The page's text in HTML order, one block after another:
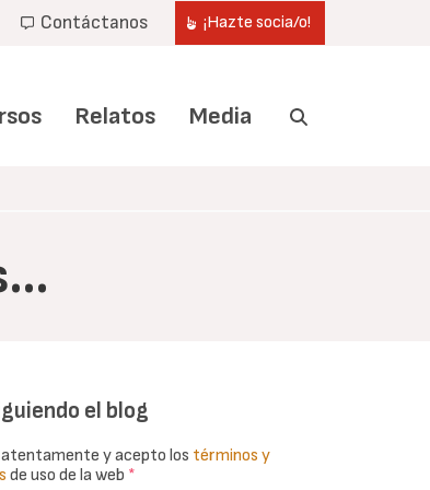
Contáctanos ¡Hazte socia/o!
Relatos Media
el blog
atentamente y acepto los términos y
de uso de la web *